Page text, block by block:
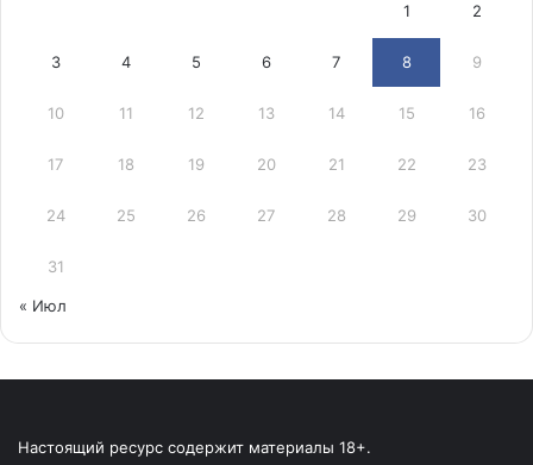
1 2
3 4 5 6 7 8 9
10 11 12 13 14 15 16
17 18 19 20 21 22 23
24 25 26 27 28 29 30
31
« Июл
Настоящий ресурс содержит материалы 18+.